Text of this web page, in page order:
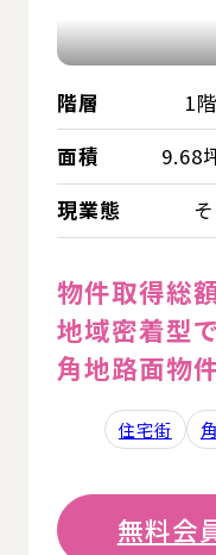
階層
1階
面積
9.68
現業態
物件取得総
地域密着型
角地路面物
住宅街
無料会